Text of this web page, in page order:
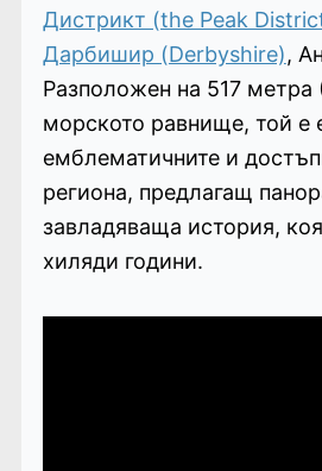
Дистрикт (the Peak
Дарбишир (Derbyshire),
Разположен на 517 метра
морското равнище, той е
емблематичните и
региона, предлагащ
завладяваща история,
хиляди години.